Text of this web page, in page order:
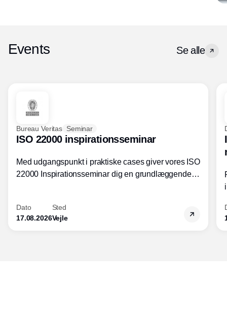
Events Se alle
Bureau Veritas Seminar
ISO 22000 inspirationsseminar
Med udgangspunkt i praktiske cases giver vores ISO
22000 Inspirationsseminar dig en grundlæggende
fødevarestandardens integration med andre
standarder.
Dato
17.08.2026
Sted
Vejle